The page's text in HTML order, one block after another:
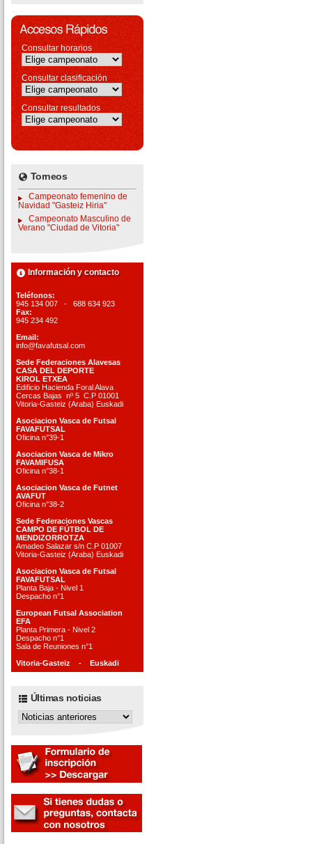
Consultar horarios
Consultar clasificación
Consultar resultados
Torneos
Campeonato femenino de
Navidad "Gasteiz Hiria"
Campeonato Masculino de
Verano "Ciudad de Vitoria"
Información y contacto
Teléfonos:
945 134 007 - 688 634 923
Fax:
945 234 492
Email:
info@favafutsal.com
Sede Federaciones Alavesas
CASA DEL DEPORTE
KIROL ETXEA
Edificio Hacienda Foral Alava
Cercas Bajas nº 5 C.P 01001
Vitoria-Gasteiz (Araba) Euskadi
Asociacion Vasca de Futsal
FAVAFUTSAL
Oficina n°39-1
Asociacion Vasca de Mikro
FAVAMIFUSA
Oficina n°38-1
Asociacion Vasca de Futnet
AVAFUT
Oficina n°38-2
Sede Federaciones Vascas
CAMPO DE FÚTBOL DE
MENDIZORROTZA
Amadeo Salazar s/n C.P 01007
Vitoria-Gasteiz (Araba) Euskadi
Asociacion Vasca de Futsal
FAVAFUTSAL
Planta Baja - Nivel 1
Despacho n°1
European Futsal Association
EFA
Planta Primera - Nivel 2
Despacho n°1
Sala de Reuniones n°1
Vitoria-Gasteiz - Euskadi
Últimas noticias